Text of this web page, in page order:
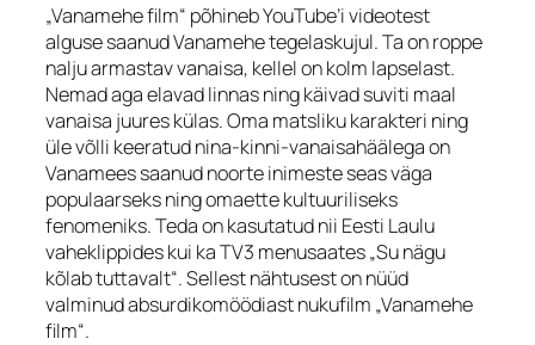
„Vanamehe film“ põhineb YouTube’i videotest
alguse saanud Vanamehe tegelaskujul. Ta on roppe
nalju armastav vanaisa, kellel on kolm lapselast.
Nemad aga elavad linnas ning käivad suviti maal
vanaisa juures külas. Oma matsliku karakteri ning
üle võlli keeratud nina-kinni-vanaisahäälega on
Vanamees saanud noorte inimeste seas väga
populaarseks ning omaette kultuuriliseks
fenomeniks. Teda on kasutatud nii Eesti Laulu
vaheklippides kui ka TV3 menusaates „Su nägu
kõlab tuttavalt“. Sellest nähtusest on nüüd
valminud absurdikomöödiast nukufilm „Vanamehe
film“.